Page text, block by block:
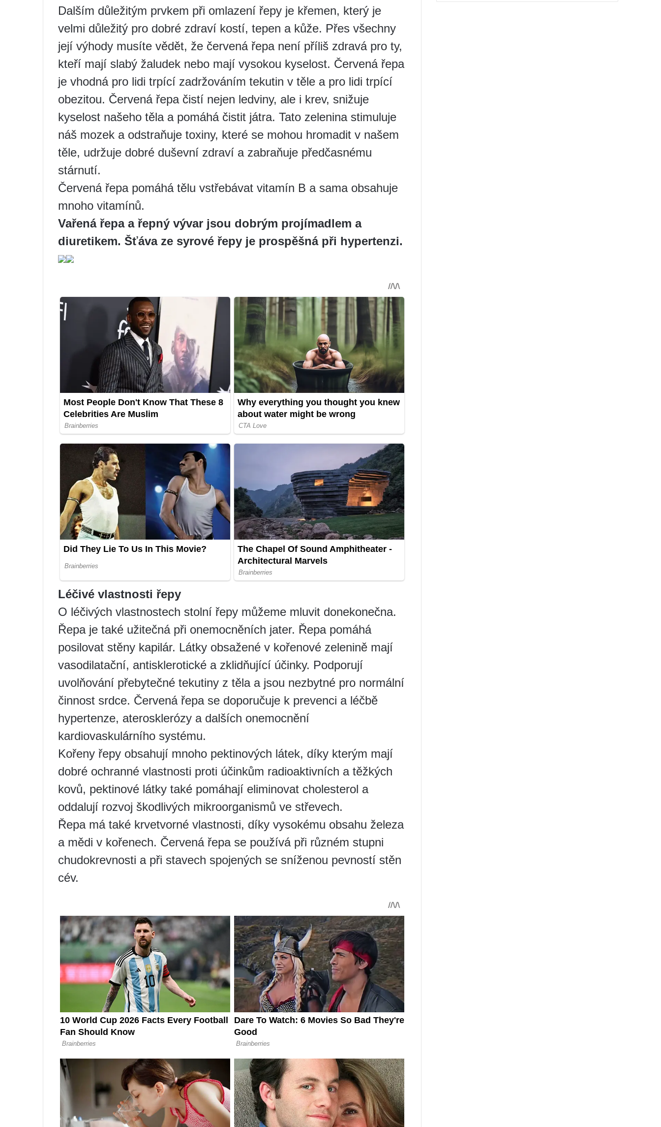
Dalším důležitým prvkem při omlazení řepy je křemen, který je
velmi důležitý pro dobré zdraví kostí, tepen a kůže. Přes všechny
její výhody musíte vědět, že červená řepa není příliš zdravá pro ty,
kteří mají slabý žaludek nebo mají vysokou kyselost. Červená řepa
je vhodná pro lidi trpící zadržováním tekutin v těle a pro lidi trpící
obezitou. Červená řepa čistí nejen ledviny, ale i krev, snižuje
kyselost našeho těla a pomáhá čistit játra. Tato zelenina stimuluje
náš mozek a odstraňuje toxiny, které se mohou hromadit v našem
těle, udržuje dobré duševní zdraví a zabraňuje předčasnému
stárnutí.
Červená řepa pomáhá tělu vstřebávat vitamín B a sama obsahuje
mnoho vitamínů.
Vařená řepa a řepný vývar jsou dobrým projímadlem a
diuretikem. Šťáva ze syrové řepy je prospěšná při hypertenzi.
Léčivé vlastnosti řepy
O léčivých vlastnostech stolní řepy můžeme mluvit donekonečna.
Řepa je také užitečná při onemocněních jater. Řepa pomáhá
posilovat stěny kapilár. Látky obsažené v kořenové zelenině mají
vasodilatační, antisklerotické a zklidňující účinky. Podporují
uvolňování přebytečné tekutiny z těla a jsou nezbytné pro normální
činnost srdce. Červená řepa se doporučuje k prevenci a léčbě
hypertenze, aterosklerózy a dalších onemocnění
kardiovaskulárního systému.
Kořeny řepy obsahují mnoho pektinových látek, díky kterým mají
dobré ochranné vlastnosti proti účinkům radioaktivních a těžkých
kovů, pektinové látky také pomáhají eliminovat cholesterol a
oddalují rozvoj škodlivých mikroorganismů ve střevech.
Řepa má také krvetvorné vlastnosti, díky vysokému obsahu železa
a mědi v kořenech. Červená řepa se používá při různém stupni
chudokrevnosti a při stavech spojených se sníženou pevností stěn
cév.